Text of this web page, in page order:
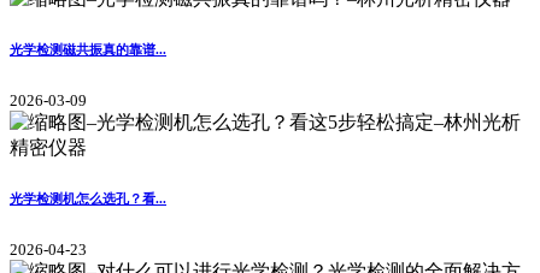
光学检测磁共振真的靠谱...
2026-03-09
光学检测机怎么选孔？看...
2026-04-23